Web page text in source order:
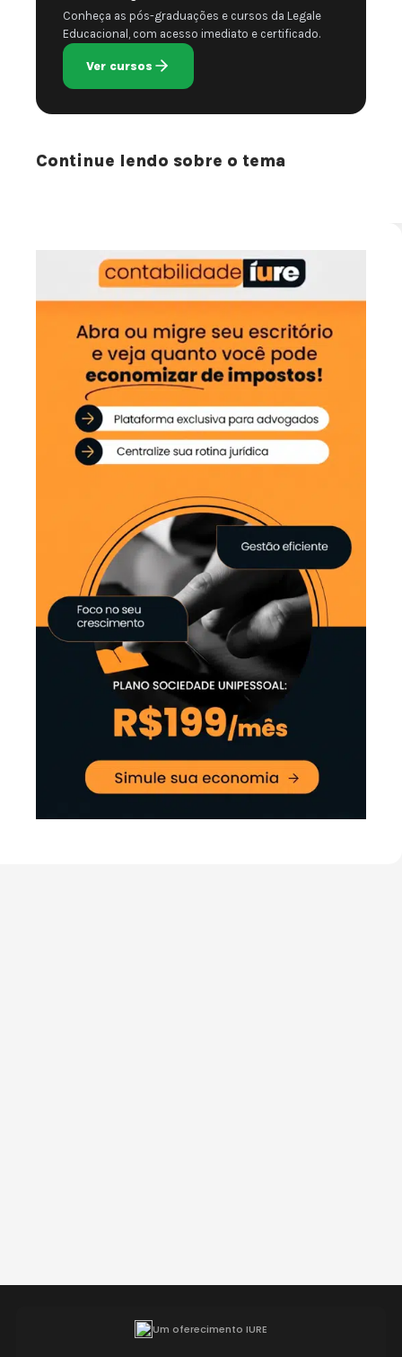
Conheça as pós-graduações e cursos da Legale
Educacional, com acesso imediato e certificado.
Ver cursos
Continue lendo sobre o tema